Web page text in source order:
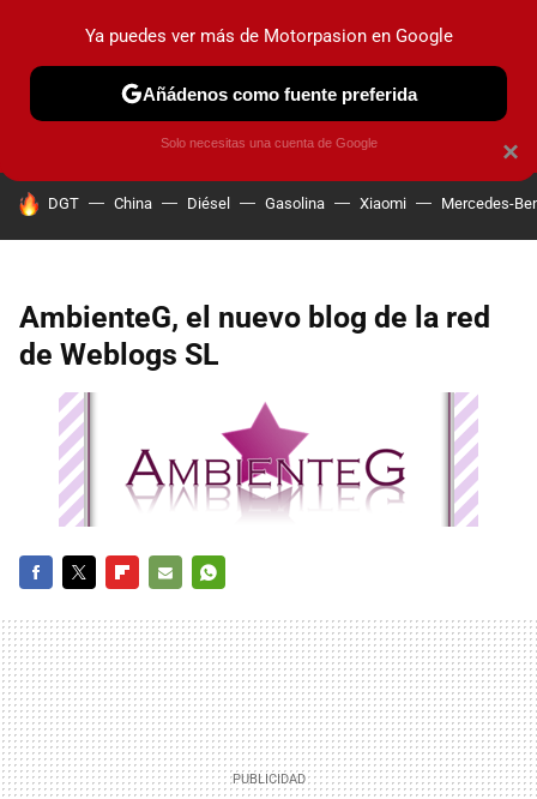
PRUEBAS COCHES ELÉCTRICOS OBSERVATORIO
HOY SE HABLA DE
DGT China Diésel Gasolina Xiaomi Mercedes-
AmbienteG, el nuevo blog de la red
de Weblogs SL
MAIL
×
Ya puedes ver más de Motorpasion en Google
Añádenos como fuente preferida
Solo necesitas una cuenta de Google